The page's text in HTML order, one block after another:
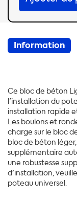
Information
Ce bloc de béton
l'installation du
installation rapide
Les boulons et
charge sur le bloc
bloc de béton
supplémentaire
une robustesse
d'installation,
poteau universel.